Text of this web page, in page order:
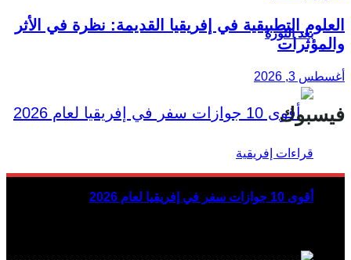
بعد الثورة
أقوى 10 جوازات سفر في إفريقيا لعام 2026
العلوم التطبيقية في إفريقيا القديمة: نظرة في الأثر
والمؤثرات
أغسطس 3, 2026
فيسبوك